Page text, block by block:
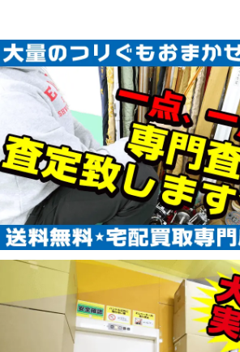
ABU カーディナル3X express 未
使用
釣具買取クーポンturi20260117-
（2026/01/31迄）
ABU カーディナル3BD CDL 未使
用
釣具買取クーポン turi20260117-
03（2026/01/31迄）
ABU カーディナル3 BRX 未使用
釣具買取クーポンturi20260117-
04（2026/01/31迄）
ABU カーディナル4X 未使用
釣具買取クーポン
turi20260117-
（2026/01/31迄）
シマノ ヘラ竿 飛天弓 閃光G 30尺